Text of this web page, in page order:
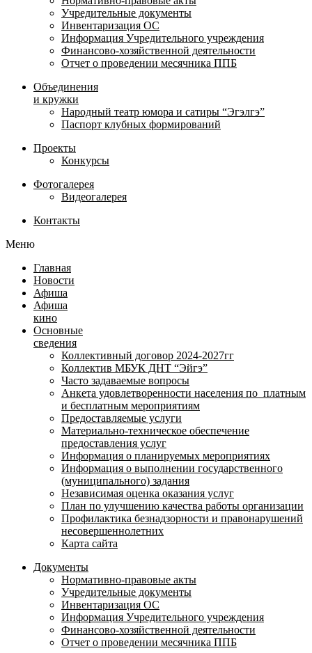
Учредительные документы
Инвентаризация ОС
Информация Учредительного учреждения
Финансово-хозяйственной деятельности
Отчет о проведении месячника ППБ
Объединения
и кружки
Народный театр юмора и сатиры “Эгэлгэ”
Паспорт клубных формирований
Проекты
Конкурсы
Фотогалерея
Видеогалерея
Контакты
Меню
Главная
Новости
Афиша
Афиша
кино
Основные
сведения
Коллективный договор 2024-2027гг
Коллектив МБУК ДНТ “Эйгэ”
Часто задаваемые вопросы
Анкета удовлетворенности населения по платным
и бесплатным мероприятиям
Предоставляемые услуги
Материально-техническое обеспечение
предоставления услуг
Информация о планируемых мероприятиях
Информация о выполнении государственного
(муниципального) задания
Независимая оценка оказания услуг
План по улучшению качества работы организации
Профилактика безнадзорности и правонарушений
несовершеннолетних
Карта сайта
Документы
Нормативно-правовые акты
Учредительные документы
Инвентаризация ОС
Информация Учредительного учреждения
Финансово-хозяйственной деятельности
Отчет о проведении месячника ППБ